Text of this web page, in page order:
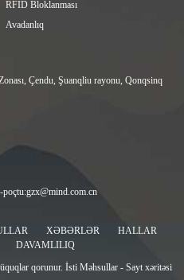
RFID Bloklanması
Avadanlıq
Çendu, Şuanqliu rayonu, Qonqsinq
poçtu:gzx@mind.com.cn
XƏBƏRLƏR
HALLAR
DAVAMLILIQ
qorunur. İsti Məhsullar- Sayt xəritəsi